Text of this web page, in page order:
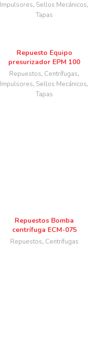
Impulsores, Sellos Mecánicos,
Tapas
Repuesto Equipo
presurizador EPM 100
Repuestos, Centrífugas,
Impulsores, Sellos Mecánicos,
Tapas
Repuestos Bomba
centrífuga ECM-075
Repuestos, Centrífugas